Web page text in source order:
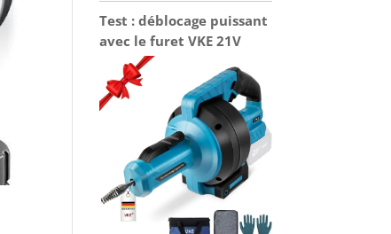
Test : déblocage puissant
avec le furet VKE 21V